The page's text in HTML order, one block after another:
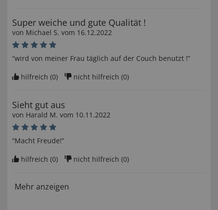
Super weiche und gute Qualität !
von Michael S. vom 16.12.2022
“wird von meiner Frau täglich auf der Couch benutzt !”
hilfreich (0) nicht hilfreich (0)
Sieht gut aus
von Harald M. vom 10.11.2022
“Macht Freude!”
hilfreich (0) nicht hilfreich (0)
Mehr anzeigen